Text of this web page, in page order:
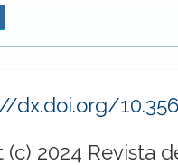
dx.doi.org/
2024 Revista